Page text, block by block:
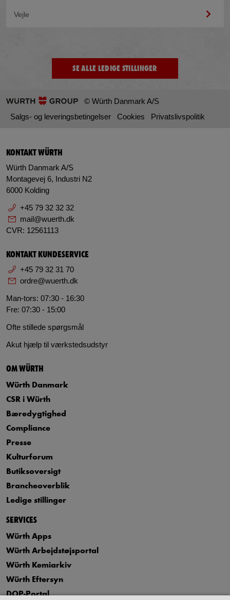
Vejle
SE ALLE LEDIGE STILLINGER
© Würth Danmark A/S
Salgs- og leveringsbetingelser
Cookies Privatslivspolitik
KONTAKT WÜRTH
Würth Danmark A/S
Montagevej 6, Industri N2
6000 Kolding
+45 79 32 32 32
mail@wuerth.dk
CVR: 12561113
KONTAKT KUNDESERVICE
+45 79 32 31 70
ordre@wuerth.dk
Man-tors: 07:30 - 16:30
Fre: 07:30 - 15:00
Ofte stillede spørgsmål
Akut hjælp til værkstedsudstyr
OM WÜRTH
Würth Danmark
CSR i Würth
Bæredygtighed
Compliance
Presse
Kulturforum
Butiksoversigt
Brancheoverblik
Ledige stillinger
SERVICES
Würth Apps
Würth Arbejdstøjsportal
Würth Kemiarkiv
Würth Eftersyn
DOP-Portal